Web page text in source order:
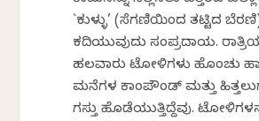
`ಕುಳ್ಳು’ (ಸೆಗಣಿಯಿಂದ ತಟ್ಟಿದ
ಕದಿಯುವುದು ಸಂಪ್ರದಾಯ.
ಹಲವಾರು ಟೋಳಿಗಳು ಹೊಂಚು
ಮನೆಗಳ ಕಾಂಪೌಂಡ್ ಮತ್ತು
ಗಸ್ತು ಹೊಡೆಯುತ್ತಿದ್ದೆವು.